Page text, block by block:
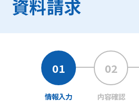
資料請求
情報入力 内容確認